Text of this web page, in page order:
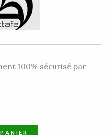
100% sécurisé par